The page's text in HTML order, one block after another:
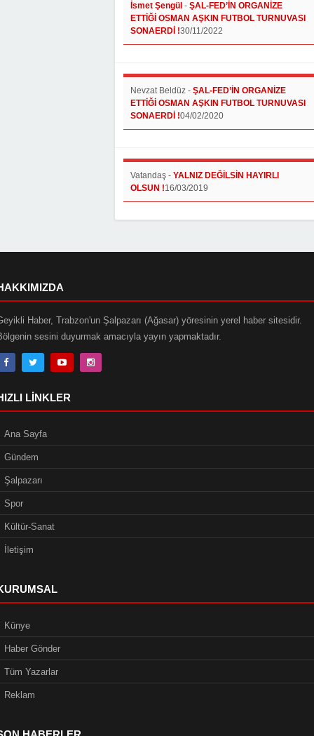
İsmet Şengül - ŞAL-FED’İN ORGANİZE
ETTİĞİ OSMAN AŞKIN FUTBOL TURNUVASI
SONAERDİ !30/11/2022
Nevzat Beldüz - ŞAL-FED’İN ORGANİZE
ETTİĞİ OSMAN AŞKIN FUTBOL TURNUVASI
SONAERDİ !04/02/2020
Vatandaş - YALNIZ DEĞİLSİN HAYIRLI
OLSUN !16/03/2019
Haber, Trabzon'un Şalpazarı (Ağasar) yöresinin yerel haber sitesidir.
sesini duyurmak amacıyla yayın yapmaktadır.
LINKLER
Ana Sayfa
Gündem
Şalpazarı
Spor
Kültür-Sanat
İletişim
Künye
Haber Gönder
Tüm Yazarlar
Reklam